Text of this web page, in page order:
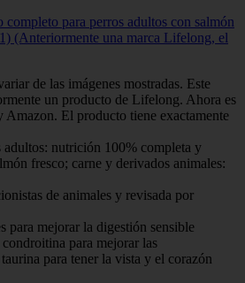
para perros adultos con salmón
(Anteriormente una marca Lifelong, el
de las imágenes mostradas. Este
un producto de Lifelong. Ahora es
Amazon. El producto tiene exactamente
adultos: nutrición 100% completa y
fresco; carne y derivados animales:
de animales y revisada por
para mejorar la digestión sensible
para mejorar las
para tener la vista y el corazón